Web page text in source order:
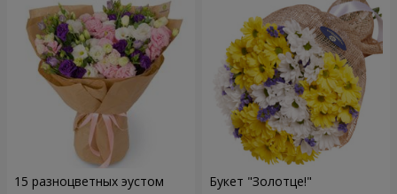
15 разноцветных эустом Букет "Золотце!"